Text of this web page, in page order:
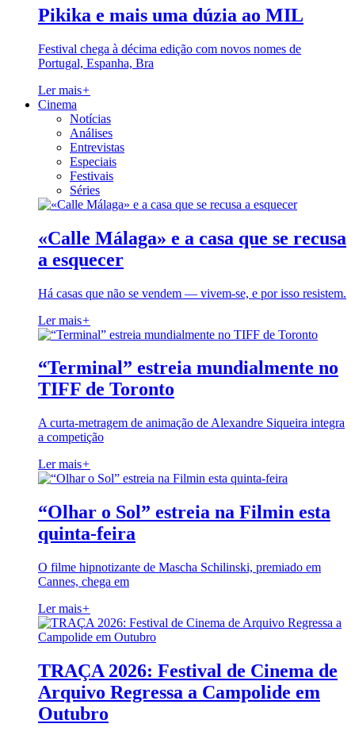
Pikika e mais uma dúzia ao MIL
Festival chega à décima edição com novos nomes de
Portugal, Espanha, Bra
Ler mais+
Cinema
Notícias
Análises
Entrevistas
Especiais
Festivais
Séries
«Calle Málaga» e a casa que se recusa
a esquecer
Há casas que não se vendem — vivem-se, e por isso resistem.
Ler mais+
“Terminal” estreia mundialmente no
TIFF de Toronto
A curta-metragem de animação de Alexandre Siqueira integra
a competição
Ler mais+
“Olhar o Sol” estreia na Filmin esta
quinta-feira
O filme hipnotizante de Mascha Schilinski, premiado em
Cannes, chega em
Ler mais+
TRAÇA 2026: Festival de Cinema de
Arquivo Regressa a Campolide em
Outubro